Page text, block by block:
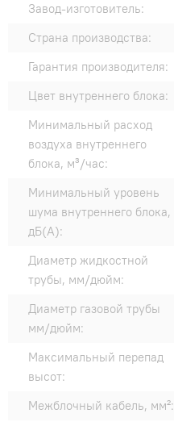
Завод-изготовитель:
Страна производства:
Гарантия производителя:
Цвет внутреннего блока:
Минимальный расход
воздуха внутреннего
блока, м³/час:
Минимальный уровень
шума внутреннего блока,
дБ(А):
Диаметр жидкостной
трубы, мм/дюйм:
Диаметр газовой трубы
мм/дюйм:
Максимальный перепад
высот:
Межблочный кабель, мм²: